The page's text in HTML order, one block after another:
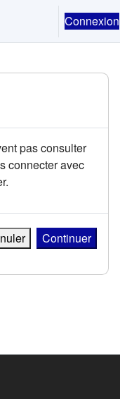
Connexion
pas consulter
connecter avec
Continuer